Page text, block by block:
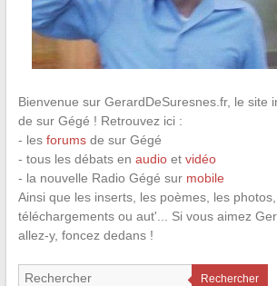
Bienvenue sur GerardDeSuresnes.fr, le site
de sur Gégé ! Retrouvez ici :
- les forumsde sur Gégé
- tous les débats en audioet vidéo
- la nouvelle Radio Gégé sur mobile
Ainsi que les inserts, les poèmes, les
téléchargements ou aut'... Si vous aimez
allez-y, foncez dedans !
Rechercher